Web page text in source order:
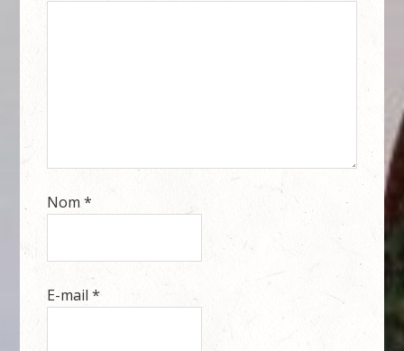
Nom*
E-mail*